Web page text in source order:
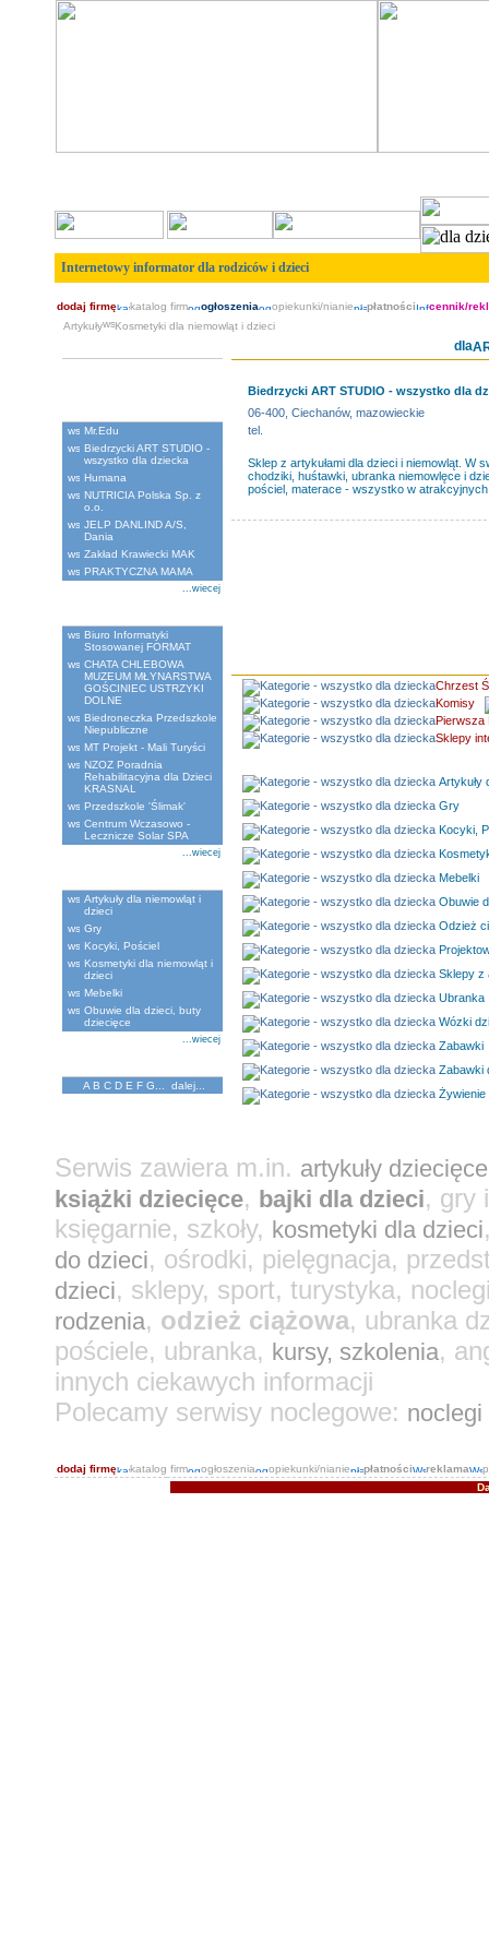
Internetowy informator dla rodziców i dzieci
dodaj firmę katalog firm ogłoszenia opiekunki/nianie płatności
cennik/
Artykuły
Kosmetyki dla niemowląt i dzieci
Mr.Edu
Biedrzycki ART STUDIO -
wszystko dla dziecka
Humana
NUTRICIA Polska Sp. z
o.o.
JELP DANLIND A/S,
Dania
Zakład Krawiecki MAK
PRAKTYCZNA MAMA
...wiecej
Biuro Informatyki
Stosowanej FORMAT
CHATA CHLEBOWA
MUZEUM MŁYNARSTWA
GOŚCINIEC USTRZYKI
DOLNE
Biedroneczka Przedszkole
Niepubliczne
MT Projekt - Mali Turyści
NZOZ Poradnia
Rehabilitacyjna dla Dzieci
KRASNAL
Przedszkole 'Ślimak'
Centrum Wczasowo -
Lecznicze Solar SPA
...wiecej
Artykuły dla niemowląt i
dzieci
Gry
Kocyki, Pościel
Kosmetyki dla niemowląt i
dzieci
Mebelki
Obuwie dla dzieci, buty
dziecięce
...wiecej
A B C D E F G dalej...
Biedrzycki ART STUDIO - wszystko dla
06-400, Ciechanów, mazowieckie
tel.
Sklep z artykułami dla dzieci i niemowląt. W
chodziki, huśtawki, ubranka niemowlęce i
pościel, materace - wszystko w
Chrzest
Komisy
Pierwsza
Sklepy
Artykuły
Gry
Kocyki,
Mebelki
Obuwie
Odzież
Sklepy z
Ubranka
Wózki
Zabawki
Zabawki
Żywienie
Serwis zawiera m.in. artykuły dziecięce
książki dziecięce, bajki dla dzieci, gry
księgarnie, szkoły, kosmetyki dla dzieci
do dzieci, ośrodki, pielęgnacja,
dzieci, sklepy, sport, turystyka,
rodzenia, odzież ciążowa, ubranka
pościele, ubranka, kursy, szkolenia,
innych ciekawych informacji
Polecamy serwisy noclegowe: noclegi
dodaj firmę katalog firm ogłoszenia opiekunki/nianie płatności reklama